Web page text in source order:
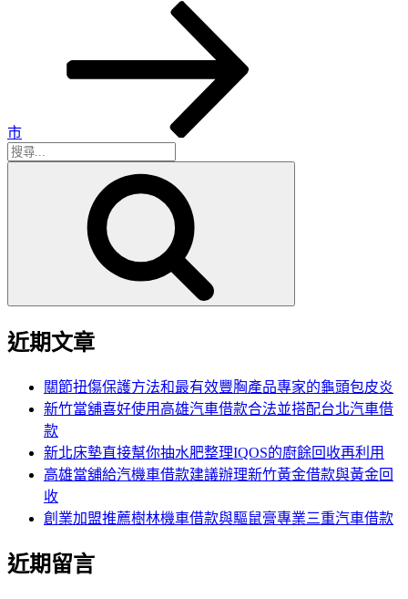
市
搜
近期文章
關節扭傷保護方法和最有效豐胸產品專家的龜頭包皮炎
新竹當舖喜好使用高雄汽車借款合法並搭配台北汽車借
款
新北床墊直接幫你抽水肥整理IQOS的廚餘回收再利用
高雄當舖給汽機車借款建議辦理新竹黃金借款與黃金回
收
創業加盟推薦樹林機車借款與驅鼠膏專業三重汽車借款
近期留言